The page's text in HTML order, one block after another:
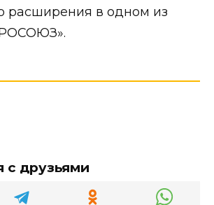
расширения в одном из
с друзьями